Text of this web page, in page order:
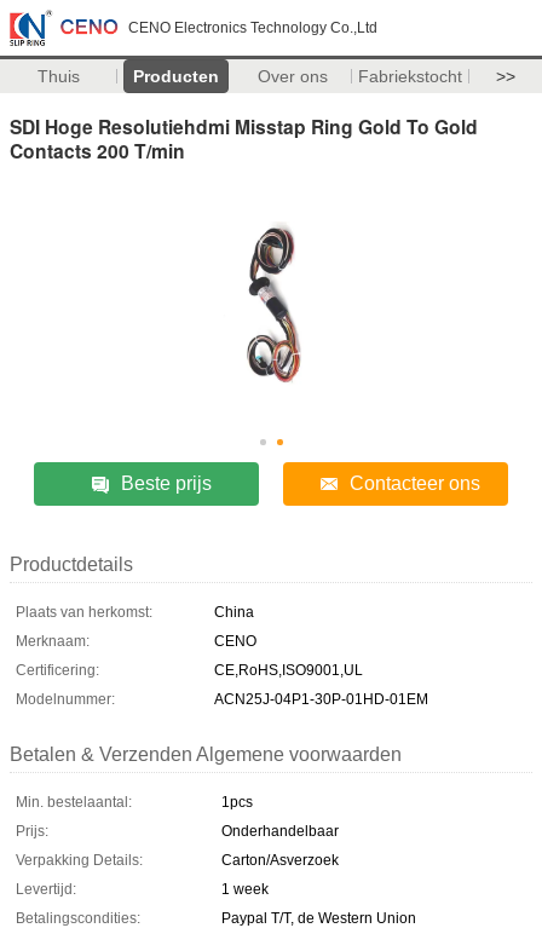
CENO Electronics Technology Co.,Ltd
Thuis Producten Over ons Fabriekstocht >>
SDI Hoge Resolutiehdmi Misstap Ring Gold To Gold
Contacts 200 T/min
Beste prijs Contacteer ons
Productdetails
Plaats van herkomst:
China
Merknaam:
CENO
Certificering:
CE,RoHS,ISO9001,UL
Modelnummer:
ACN25J-04P1-30P-01HD-01EM
Betalen & Verzenden Algemene voorwaarden
Min. bestelaantal:
1pcs
Prijs:
Onderhandelbaar
Verpakking Details:
Carton/Asverzoek
Levertijd:
1 week
Betalingscondities:
Paypal T/T, de Western Union